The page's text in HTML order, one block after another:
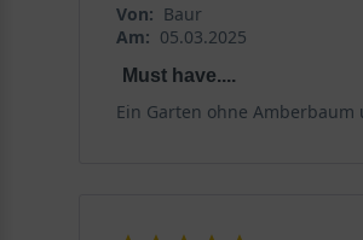
Von: Baur
Am: 05.03.2025
Must have....
Ein Garten ohne